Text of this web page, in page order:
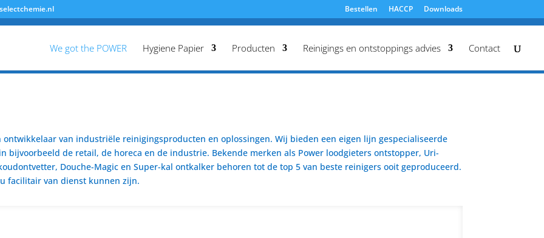
Bestellen HACCP Downloads
We got the POWER Hygiene Papier Producten Reinigings en ontstoppings advies Contact
ontwikkelaar van industriële reinigingsproducten en oplossingen. Wij bieden een eigen lijn gespecialiseerde
bijvoorbeeld de retail, de horeca en de industrie. Bekende merken als Power loodgieters ontstopper, Uri-
Douche-Magic en Super-kal ontkalker behoren tot de top 5 van beste reinigers ooit geproduceerd.
facilitair van dienst kunnen zijn.